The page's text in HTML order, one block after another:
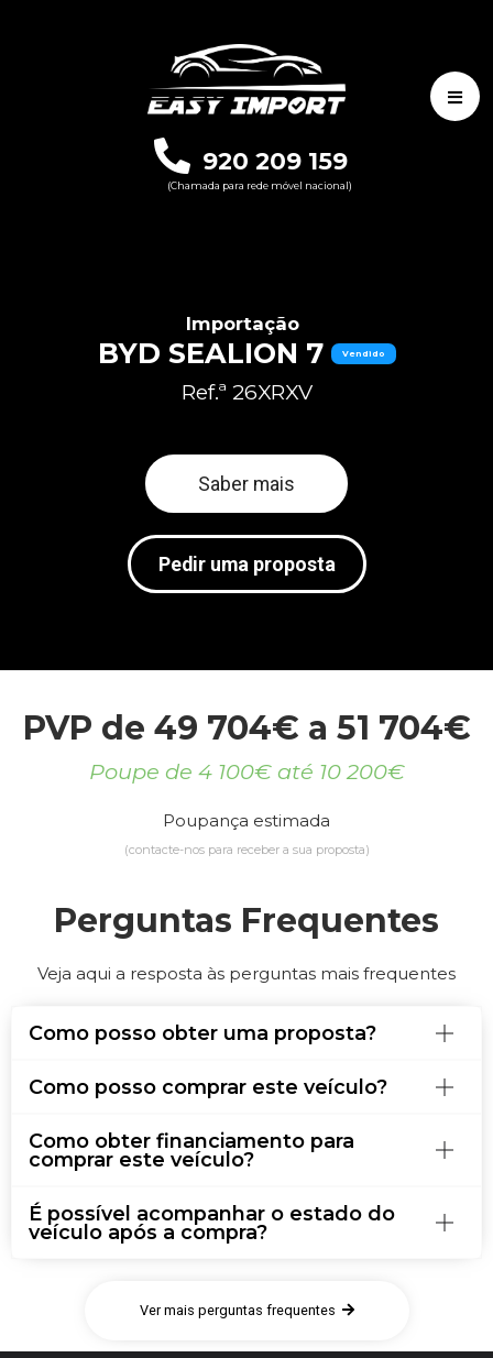
920 209 159
(Chamada para rede móvel nacional)
Importação
BYD SEALION 7 Vendido
Ref.ª 26XRXV
Saber mais
Pedir uma proposta
PVP de 49 704€ a 51 704€
Poupe de 4 100€ até 10 200€
Poupança estimada
(contacte-nos para receber a sua proposta)
Perguntas Frequentes
Veja aqui a resposta às perguntas mais frequentes
Como posso obter uma proposta?
Como posso comprar este veículo?
Como obter financiamento para
comprar este veículo?
É possível acompanhar o estado do
veículo após a compra?
Ver mais perguntas frequentes